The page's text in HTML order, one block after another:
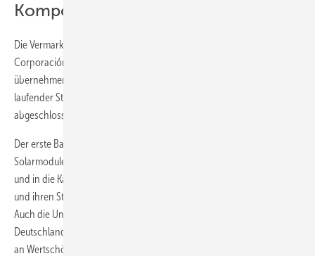
Komponenten kommen aus Europa
Die Vermarktung des Stroms wird der staatliche Energieversorger
Corporación Dominicana de Empresas Eléctricas Estatales (CDEEE)
übernehmen. Dazu wurde mit F amp;S Solar ein über 20 Jahre
laufender Stromliefervertrag (Power Purchase Agreement – PPA)
abgeschlossen.
Der erste Bauabschnitt ist bereits in vollem Gange. Die etwa 215.000
Solarmodule von Astronergy werden in Frankfurt/Oder hergestellt
und in die Karibik geliefert. Sie werden insgesamt 58 Megawatt leisten
und ihren Strom über Wechselrichter von SMA ins Netz einspeisen.
Auch die Unterkonstruktion und die Verkabelung kommt aus
Deutschland. So bleibt in der Dominikanischen Republik kaum etwas
an Wertschöpfung übrig. Allein die Installation wird von Arbeitskräften